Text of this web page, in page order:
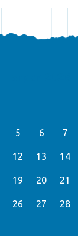
5 6 7
12 13 14
19 20 21
26 27 28